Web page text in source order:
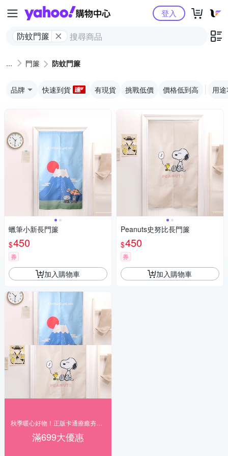
Yahoo購物中心
防蚊門簾
登入
門簾 防蚊門簾
品牌 快速到貨 有現貨 挑戰低價 價格低到高 用
蠟筆小新長門簾
$450
券
加入購物車
滿699大優惠
Peanuts史努比長門簾
$450
券
加入購物車